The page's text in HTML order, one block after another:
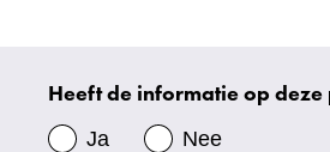
Uw
gegevens
Heeft de informatie op
Ja Nee